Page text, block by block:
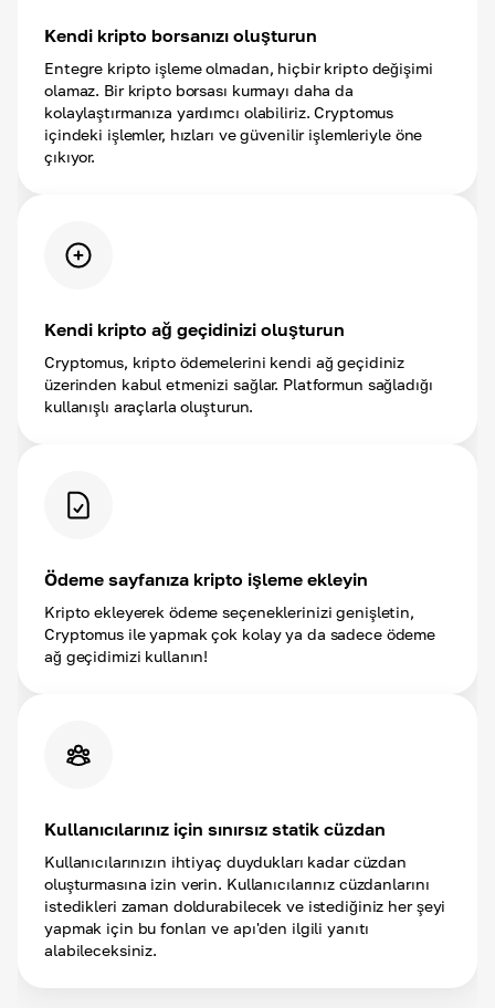
Kendi kripto borsanızı oluşturun
Entegre kripto işleme olmadan, hiçbir kripto değişimi
olamaz. Bir kripto borsası kurmayı daha da
kolaylaştırmanıza yardımcı olabiliriz. Cryptomus
içindeki işlemler, hızları ve güvenilir işlemleriyle öne
çıkıyor.
Kendi kripto ağ geçidinizi oluşturun
Cryptomus, kripto ödemelerini kendi ağ geçidiniz
üzerinden kabul etmenizi sağlar. Platformun sağladığı
kullanışlı araçlarla oluşturun.
Ödeme sayfanıza kripto işleme ekleyin
Kripto ekleyerek ödeme seçeneklerinizi genişletin,
Cryptomus ile yapmak çok kolay ya da sadece ödeme
ağ geçidimizi kullanın!
Kullanıcılarınız için sınırsız statik cüzdan
Kullanıcılarınızın ihtiyaç duydukları kadar cüzdan
oluşturmasına izin verin. Kullanıcılarınız cüzdanlarını
istedikleri zaman doldurabilecek ve istediğiniz her şeyi
yapmak için bu fonları ve apı'den ilgili yanıtı
alabileceksiniz.